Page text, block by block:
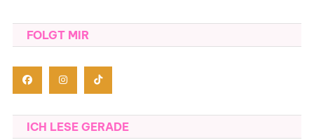
FOLGT MIR
ICH LESE GERADE